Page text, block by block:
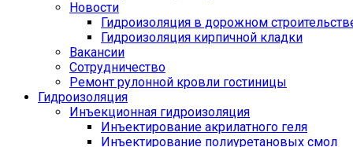
Новости
Гидроизоляция в дорожном
Гидроизоляция кирпичной кладки
Вакансии
Сотрудничество
Ремонт рулонной кровли гостиницы
Гидроизоляция
Инъекционная гидроизоляция
Инъектирование акрилатного геля
Инъектирование полиуретановых смол